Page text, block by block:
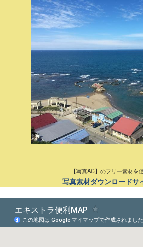
【写真AC】のフリー素材を
写真素材ダウンロードサ